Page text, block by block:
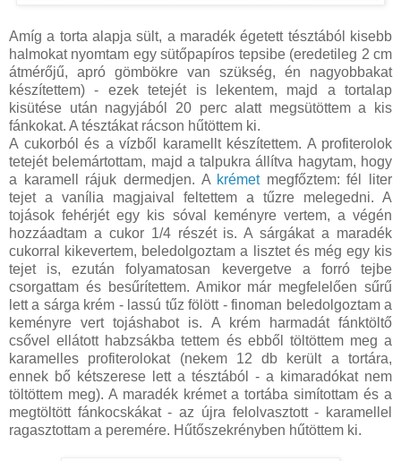
Amíg a torta alapja sült, a maradék égetett tésztából kisebb
halmokat nyomtam egy sütőpapíros tepsibe (eredetileg 2 cm
átmérőjű, apró gömbökre van szükség, én nagyobbakat
készítettem) - ezek tetejét is lekentem, majd a tortalap
kisütése után nagyjából 20 perc alatt megsütöttem a kis
fánkokat. A tésztákat rácson hűtöttem ki.
A cukorból és a vízből karamellt készítettem. A profiterolok
tetejét belemártottam, majd a talpukra állítva hagytam, hogy
a karamell rájuk dermedjen. A krémetmegfőztem: fél liter
tejet a vanília magjaival feltettem a tűzre melegedni. A
tojások fehérjét egy kis sóval keményre vertem, a végén
hozzáadtam a cukor 1/4 részét is. A sárgákat a maradék
cukorral kikevertem, beledolgoztam a lisztet és még egy kis
tejet is, ezután folyamatosan kevergetve a forró tejbe
csorgattam és besűrítettem. Amikor már megfelelően sűrű
lett a sárga krém - lassú tűz fölött - finoman beledolgoztam a
keményre vert tojáshabot is. A krém harmadát fánktöltő
csővel ellátott habzsákba tettem és ebből töltöttem meg a
karamelles profiterolokat (nekem 12 db került a tortára,
ennek bő kétszerese lett a tésztából - a kimaradókat nem
töltöttem meg). A maradék krémet a tortába simítottam és a
megtöltött fánkocskákat - az újra felolvasztott - karamellel
ragasztottam a peremére. Hűtőszekrényben hűtöttem ki.